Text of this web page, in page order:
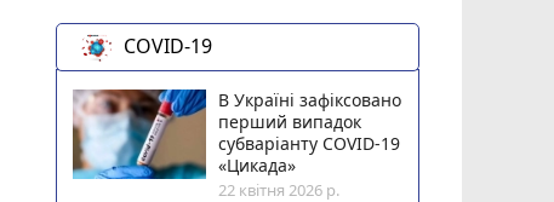
COVID-19
В Україні зафіксовано
перший випадок
субваріанту COVID-19
«Цикада»
22 квітня 2026 р.